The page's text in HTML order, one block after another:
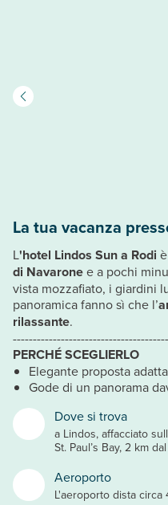
Dove si trova
a Lindos, affacciato
St. Paul’s Bay, 2 km
Aeroporto
L'aeroporto dista circa
La tua vacanza
L'hotel Lindos Sun a Rodi
di Navaronee a pochi
vista mozzafiato, i giardini
panoramica fanno sì che l’
rilassante.
PERCHÉ SCEGLIERLO
Elegante proposta
Gode di un panorama